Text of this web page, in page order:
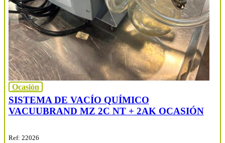
Ocasión
SISTEMA DE VACÍO QUÍMICO
VACUUBRAND MZ 2C NT + 2AK OCASIÓN
Ref: 22026